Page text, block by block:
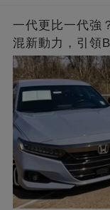
一代更比一代強
混新動力，引領